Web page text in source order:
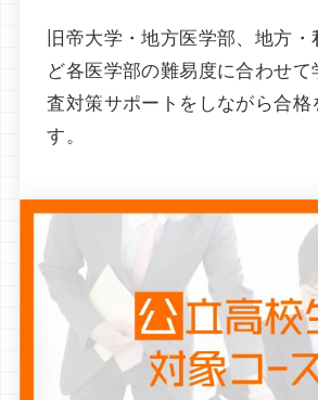
旧帝大学・地方医学部、地方
ど各医学部の難易度に合わせて
査対策サポートをしながら合格
す。